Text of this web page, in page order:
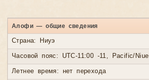
Алофи — общие сведения
Страна: Ниуэ
Часовой пояс: UTC-11:00 -11, Pacific/Niue
Летнее время: нет перехода